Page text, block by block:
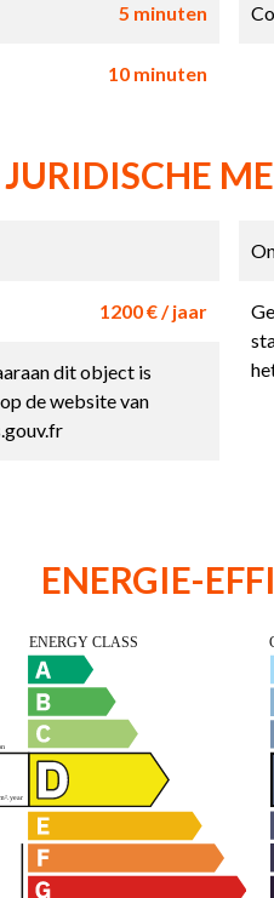
5 minuten
10 minuten
JURIDISCHE
1200 € / jaar
dit object is
de website van
ENERGIE-